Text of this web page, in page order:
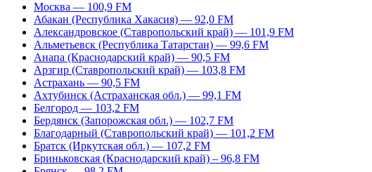
Москва — 100,9 FM
Абакан (Республика Хакасия) — 92,0 FM
Александровское (Ставропольский край) — 101,9 FM
Альметьевск (Республика Татарстан) — 99,6 FM
Анапа (Краснодарский край) — 90,5 FM
Арзгир (Ставропольский край) — 103,8 FM
Астрахань — 90,5 FM
Ахтубинск (Астраханская обл.) — 99,1 FM
Белгород — 103,2 FM
Бердянск (Запорожская обл.) — 102,7 FM
Благодарный (Ставропольский край) — 101,2 FM
Братск (Иркутская обл.) — 107,2 FM
Бриньковская (Краснодарский край) – 96,8 FM